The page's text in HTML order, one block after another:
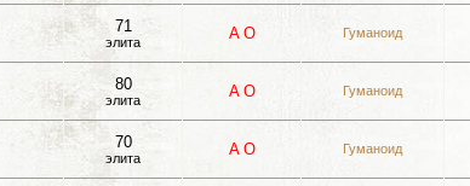
71
элита A О Гуманоид
80
элита A О Гуманоид
70
элита A О Гуманоид